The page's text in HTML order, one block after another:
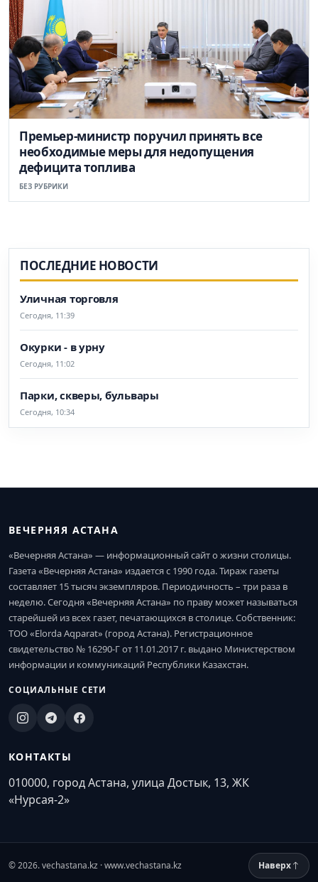
Премьер-министр поручил принять все
необходимые меры для недопущения
дефицита топлива
БЕЗ РУБРИКИ
ПОСЛЕДНИЕ НОВОСТИ
Уличная торговля
Сегодня, 11:39
Окурки - в урну
Сегодня, 11:02
Парки, скверы, бульвары
Сегодня, 10:34
ВЕЧЕРНЯЯ АСТАНА
«Вечерняя Астана» — информационный сайт о жизни столицы.
Газета «Вечерняя Астана» издается с 1990 года. Тираж газеты
составляет 15 тысяч экземпляров. Периодичность – три раза в
неделю. Сегодня «Вечерняя Астана» по праву может называться
старейшей из всех газет, печатающихся в столице. Собственник:
ТОО «Elorda Aqparat» (город Астана). Регистрационное
свидетельство № 16290-Г от 11.01.2017 г. выдано Министерством
информации и коммуникаций Республики Казахстан.
СОЦИАЛЬНЫЕ СЕТИ
КОНТАКТЫ
010000, город Астана, улица Достык, 13, ЖК
«Нурсая-2»
© 2026. vechastana.kz · www.vechastana.kz Наверх